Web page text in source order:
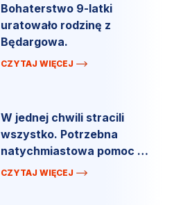
Bohaterstwo 9-latki
uratowało rodzinę z
Będargowa.
CZYTAJ WIĘCEJ
W jednej chwili stracili
wszystko. Potrzebna
natychmiastowa pomoc w
Łebnie!
CZYTAJ WIĘCEJ